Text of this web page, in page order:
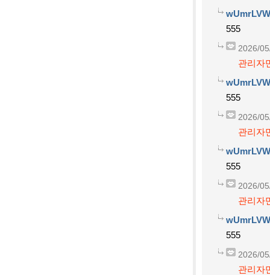
555
2026/
관리자
555
2026/
관리자
555
2026/
관리자
555
2026/
관리자